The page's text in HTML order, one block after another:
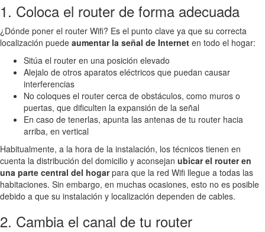
1. Coloca el router de forma adecuada
¿Dónde poner el router Wifi? Es el punto clave ya que su correcta
localización puede aumentar la señal de Internet en todo el hogar:
Sitúa el router en una posición elevado
Alejalo de otros aparatos eléctricos que puedan causar
interferencias
No coloques el router cerca de obstáculos, como muros o
puertas, que dificulten la expansión de la señal
En caso de tenerlas, apunta las antenas de tu router hacia
arriba, en vertical
Habitualmente, a la hora de la instalación, los técnicos tienen en
cuenta la distribución del domicilio y aconsejan ubicar el router en
una parte central del hogarpara que la red Wifi llegue a todas las
habitaciones. Sin embargo, en muchas ocasiones, esto no es posible
debido a que su instalación y localización dependen de cables.
2. Cambia el canal de tu router